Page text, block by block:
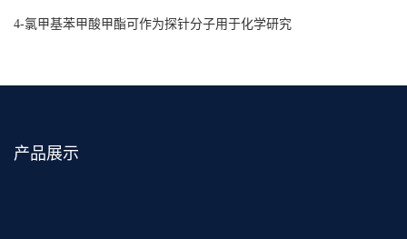
4-氯甲基苯甲酸甲酯可作为探针分子用于化学研究
产品展示